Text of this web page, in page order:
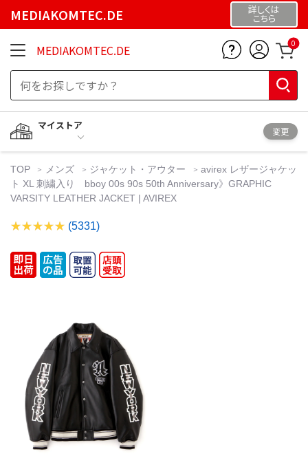
MEDIAKOMTEC.DE 詳しくは
こちら
MEDIAKOMTEC.DE 0
マイストア
変更
TOP メンズ ジャケット・アウター
avirex レザージャケッ
ト XL 刺繍入り bboy 00s 90s 50th Anniversary》GRAPHIC
VARSITY LEATHER JACKET | AVIREX
(5331)